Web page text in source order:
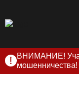
ВНИМАНИЕ!
мошенничества!